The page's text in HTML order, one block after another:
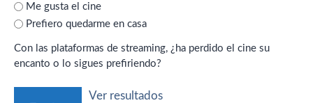
Me gusta el cine
Prefiero quedarme en casa
Con las plataformas de streaming, ¿ha perdido el cine su
encanto o lo sigues prefiriendo?
Ver resultados